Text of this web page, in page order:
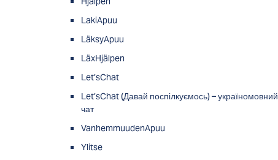
LakiApuu
LäksyApuu
LäxHjälpen
Let’sChat
Let’sChat (Давай поспілкуємось) – україномовний
чат
VanhemmuudenApuu
Ylitse